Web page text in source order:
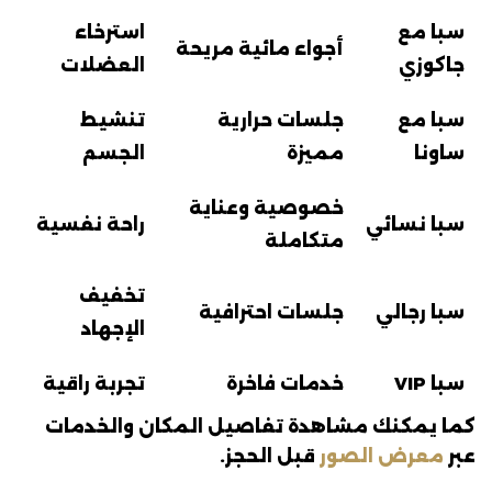
سبا مع
جاكوزي
أجواء مائية مريحة
استرخاء
العضلات
سبا مع
ساونا
جلسات حرارية
مميزة
تنشيط
الجسم
سبا نسائي
خصوصية وعناية
متكاملة
راحة نفسية
سبا رجالي جلسات احترافية
تخفيف
الإجهاد
سبا VIP خدمات فاخرة تجربة راقية
كما يمكنك مشاهدة تفاصيل المكان والخدمات
عبر معرض الصور قبل الحجز.